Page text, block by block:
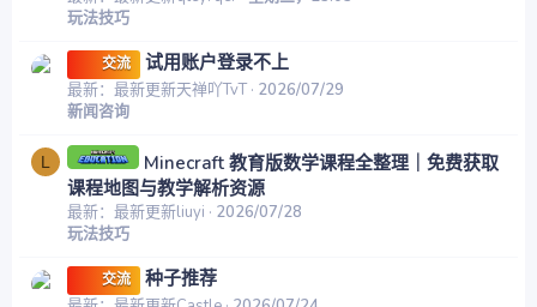
玩法技巧
交流 试用账户登录不上
最新：最新更新天禅吖TvT 2026/07/29
新闻咨询
L
Minecraft 教育版数学课程全整理｜免费获取
课程地图与教学解析资源
最新：最新更新liuyi
2026/07/28
玩法技巧
交流 种子推荐